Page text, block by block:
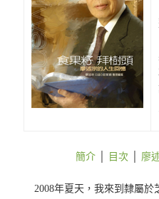
台灣史料中心
簡介 目次 廖
2008年夏天，我來到隸屬於